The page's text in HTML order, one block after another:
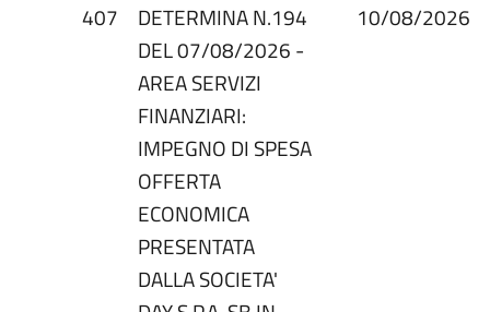
407
DETERMINA N.194
DEL 07/08/2026 -
AREA SERVIZI
FINANZIARI:
IMPEGNO DI SPESA
OFFERTA
ECONOMICA
PRESENTATA
DALLA SOCIETA'
10/08/2026